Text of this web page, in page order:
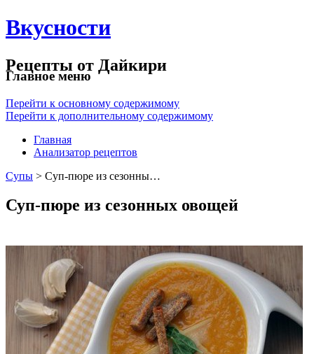
Вкусности
Рецепты от Дайкири
Главное меню
Перейти к основному содержимому
Перейти к дополнительному содержимому
Главная
Анализатор рецептов
Супы > Суп-пюре из сезонны…
Суп-пюре из сезонных овощей